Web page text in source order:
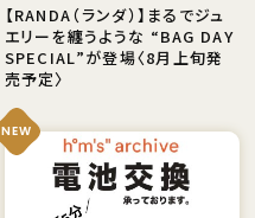
【RANDA（ランダ）】まるでジュ
エリーを纏うような “BAG DAY
SPECIAL”が登場〈8月上旬発
売予定〉
NEW